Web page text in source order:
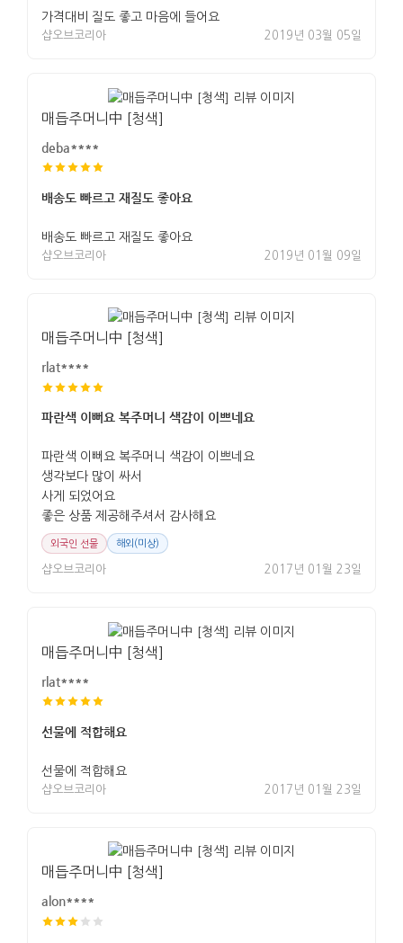
가격대비 질도 좋고 마음에 들어요
샵오브코리아 2019년 03월 05일
매듭주머니中 [청색]
deba****
배송도 빠르고 재질도 좋아요
배송도 빠르고 재질도 좋아요
샵오브코리아 2019년 01월 09일
매듭주머니中 [청색]
rlat****
파란색 이뻐요 복주머니 색감이 이쁘네요
파란색 이뻐요 복주머니 색감이 이쁘네요
생각보다 많이 싸서
사게 되었어요
좋은 상품 제공해주셔서 감사해요
외국인 선물 해외(미상)
샵오브코리아 2017년 01월 23일
매듭주머니中 [청색]
rlat****
선물에 적합해요
선물에 적합해요
샵오브코리아 2017년 01월 23일
매듭주머니中 [청색]
alon****